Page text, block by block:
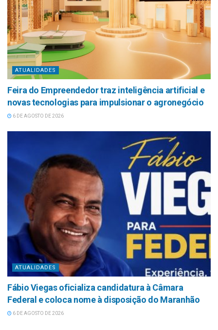
ATUALIDADES
Feira do Empreendedor traz inteligência artificial e
novas tecnologias para impulsionar o agronegócio
6 DE AGOSTO DE 2026
ATUALIDADES
Fábio Viegas oficializa candidatura à Câmara
Federal e coloca nome à disposição do Maranhão
6 DE AGOSTO DE 2026